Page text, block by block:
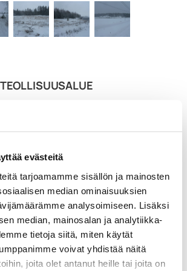
evästeitä
tarjoamamme sisällön ja mainosten
median ominaisuuksien
analysoimiseen. Lisäksi
median, mainosalan ja analytiikka-
tietoja siitä, miten käytät
voivat yhdistää näitä
joita olet antanut heille tai joita on
Liljendalin teollisessa
tien varrella. Kooltaan 6000 m –
kaavamerkinnällä T
korttelialue),
vireillä.
pakkausteollisuusosaamista
Topcore) sekä
Mecanil Oy.